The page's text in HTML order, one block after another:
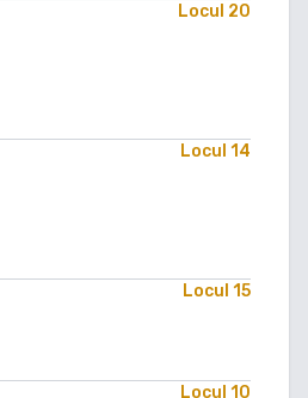
Locul 20
Locul 14
Locul 15
Locul 10